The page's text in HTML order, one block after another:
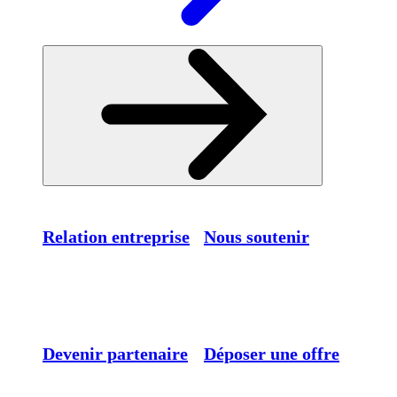
Relation entreprise Nous soutenir
Devenir partenaire Déposer une offre